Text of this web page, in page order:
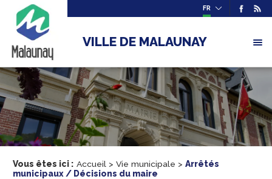
FR
VILLE DE MALAUNAY
Vous êtes ici : Accueil > Vie municipale > Arrêtés
municipaux / Décisions du maire